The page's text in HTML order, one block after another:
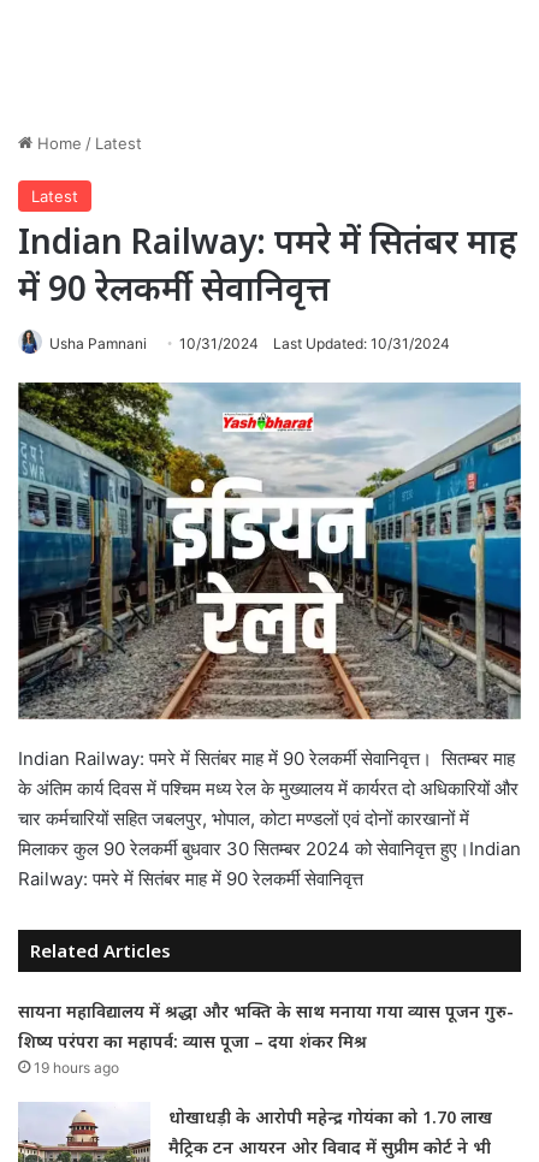
Home / Latest
Latest
Indian Railway: पमरे में सितंबर माह
में 90 रेलकर्मी सेवानिवृत्त
Usha Pamnani 10/31/2024 Last Updated: 10/31/2024
Indian Railway: पमरे में सितंबर माह में 90 रेलकर्मी सेवानिवृत्त। सितम्बर माह
के अंतिम कार्य दिवस में पश्चिम मध्य रेल के मुख्यालय में कार्यरत दो अधिकारियों और
चार कर्मचारियों सहित जबलपुर, भोपाल, कोटा मण्डलों एवं दोनों कारखानों में
मिलाकर कुल 90 रेलकर्मी बुधवार 30 सितम्बर 2024 को सेवानिवृत्त हुए।Indian
Railway: पमरे में सितंबर माह में 90 रेलकर्मी सेवानिवृत्त
Related Articles
सायना महाविद्यालय में श्रद्धा और भक्ति के साथ मनाया गया व्यास पूजन गुरु-
शिष्य परंपरा का महापर्व: व्यास पूजा – दया शंकर मिश्र
19 hours ago
धोखाधड़ी के आरोपी महेन्द्र गोयंका को 1.70 लाख
मैट्रिक टन आयरन ओर विवाद में सुप्रीम कोर्ट ने भी